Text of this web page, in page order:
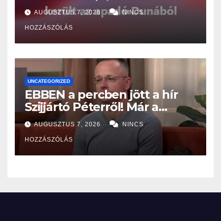
került az apadó Dunából
AUGUSZTUS 7, 2026 NINCS
HOZZÁSZÓLÁS
UNCATEGORIZED
EBBEN a percben jött a hír
Szijjártó Péterről! Már a
Budapesti Rendőr-
főkapitányságon az ügye,
miután…
AUGUSZTUS 7, 2026 NINCS
HOZZÁSZÓLÁS